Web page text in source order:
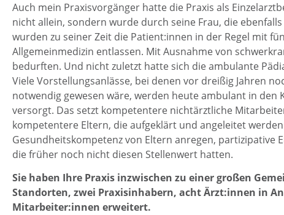
Auch mein Praxisvorgänger hatte die Praxis als
nicht allein, sondern wurde durch seine Frau, die
wurden zu seiner Zeit die Patient:innen in der Regel mit
Allgemeinmedizin entlassen. Mit Ausnahme von
bedurften. Und nicht zuletzt hatte sich die ambulante
Viele Vorstellungsanlässe, bei denen vor dreißig Jahren
notwendig gewesen wäre, werden heute ambulant in den
versorgt. Das setzt kompetentere nichtärztliche
kompetentere Eltern, die aufgeklärt und angeleitet
Gesundheitskompetenz von Eltern anregen, partizipative
die früher noch nicht diesen Stellenwert hatten.
Sie haben Ihre Praxis inzwischen zu einer großen
Standorten, zwei Praxisinhabern, acht Ärzt:innen in
Mitarbeiter:innen erweitert.